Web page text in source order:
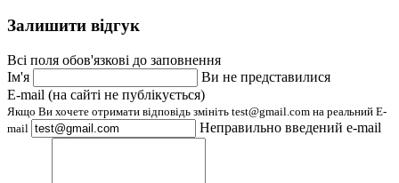
Залишити відгук
Всі поля обов'язкові до заповнення
Ім'я
Ви не представилися
E-mail (на сайті не публікується)
Якщо Ви хочете отримати відповідь змініть test@gmail.com на реальний E-
mail
Неправильно введений e-mail